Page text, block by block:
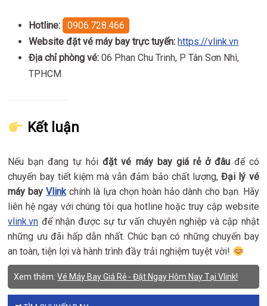
Hotline:
0906.728.466
Website đặt vé máy bay trực tuyến: https://vlink.vn
Địa chỉ phòng vé: 06 Phan Chu Trinh, P Tân Sơn Nhì,
TPHCM
Kết luận
Nếu bạn đang tự hỏiđặt vé máy bay giá rẻ ở đâuđể có
chuyến bay tiết kiệm mà vẫn đảm bảo chất lượng,Đại lý vé
máy bay Vlinkchính là lựa chọn hoàn hảo dành cho bạn. Hãy
liên hệ ngay với chúng tôi qua hotline hoặc truy cập website
vlink.vn để nhận được sự tư vấn chuyên nghiệp và cập nhật
những ưu đãi hấp dẫn nhất. Chúc bạn có những chuyến bay
an toàn, tiện lợi và hành trình đầy trải nghiệm tuyệt vời!
Xem thêm:Vé Máy Bay Giá Rẻ - Đặt Ngay Hôm Nay Tại Vlink!